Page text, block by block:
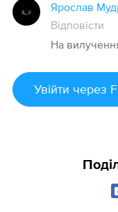
Ярослав
Відповісти
На
Увійти через